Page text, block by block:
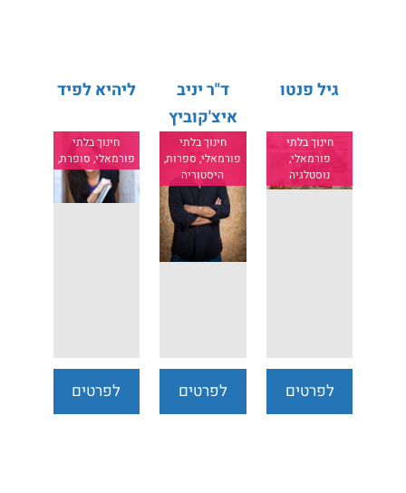
גיל פנטו
חינוך בלתי
פורמאלי,
נוסטלגיה
לפרטים
ד"ר יניב
איצ'קוביץ
חינוך בלתי
פורמאלי, ספרות,
היסטוריה
לפרטים
ליהיא לפיד
חינוך בלתי
פורמאלי, סופרת,
לפרטים